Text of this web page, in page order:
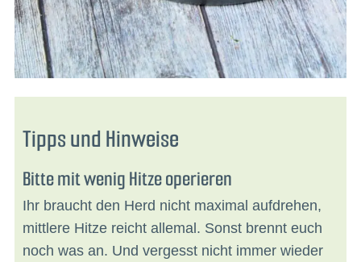
Tipps und Hinweise
Bitte mit wenig Hitze operieren
Ihr braucht den Herd nicht maximal aufdrehen,
mittlere Hitze reicht allemal. Sonst brennt euch
noch was an. Und vergesst nicht immer wieder